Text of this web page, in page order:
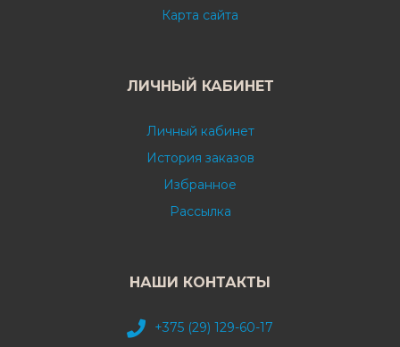
Карта сайта
ЛИЧНЫЙ КАБИНЕТ
Личный кабинет
История заказов
Избранное
Рассылка
НАШИ КОНТАКТЫ
+375 (29) 129-60-17